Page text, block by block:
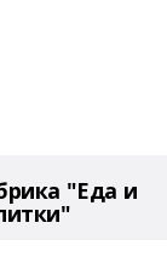
"Еда и